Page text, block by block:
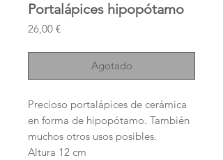
Portalápices hipopótamo
26,00 €Precio
Agotado
Precioso portalápices de cerámica
en forma de hipopótamo. También
muchos otros usos posibles.
Altura 12 cm